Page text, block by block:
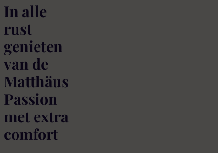
In alle
rust
genieten
van de
Matthäus
Passion
met extra
comfort